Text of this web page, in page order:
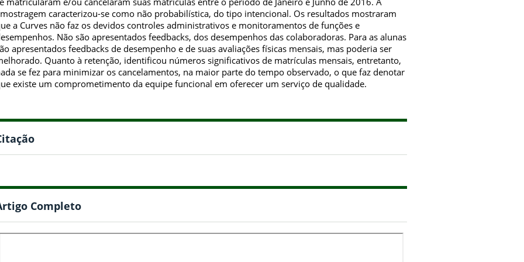
caracterizou-se como não probabilística, do tipo intencional. Os resultados mostraram
a Curves não faz os devidos controles administrativos e monitoramentos de funções e
Não são apresentados feedbacks, dos desempenhos das colaboradoras. Para as alunas
apresentados feedbacks de desempenho e de suas avaliações físicas mensais, mas poderia ser
Quanto à retenção, identificou números significativos de matrículas mensais, entretanto,
se fez para minimizar os cancelamentos, na maior parte do tempo observado, o que faz denotar
existe um comprometimento da equipe funcional em oferecer um serviço de qualidade.
Completo